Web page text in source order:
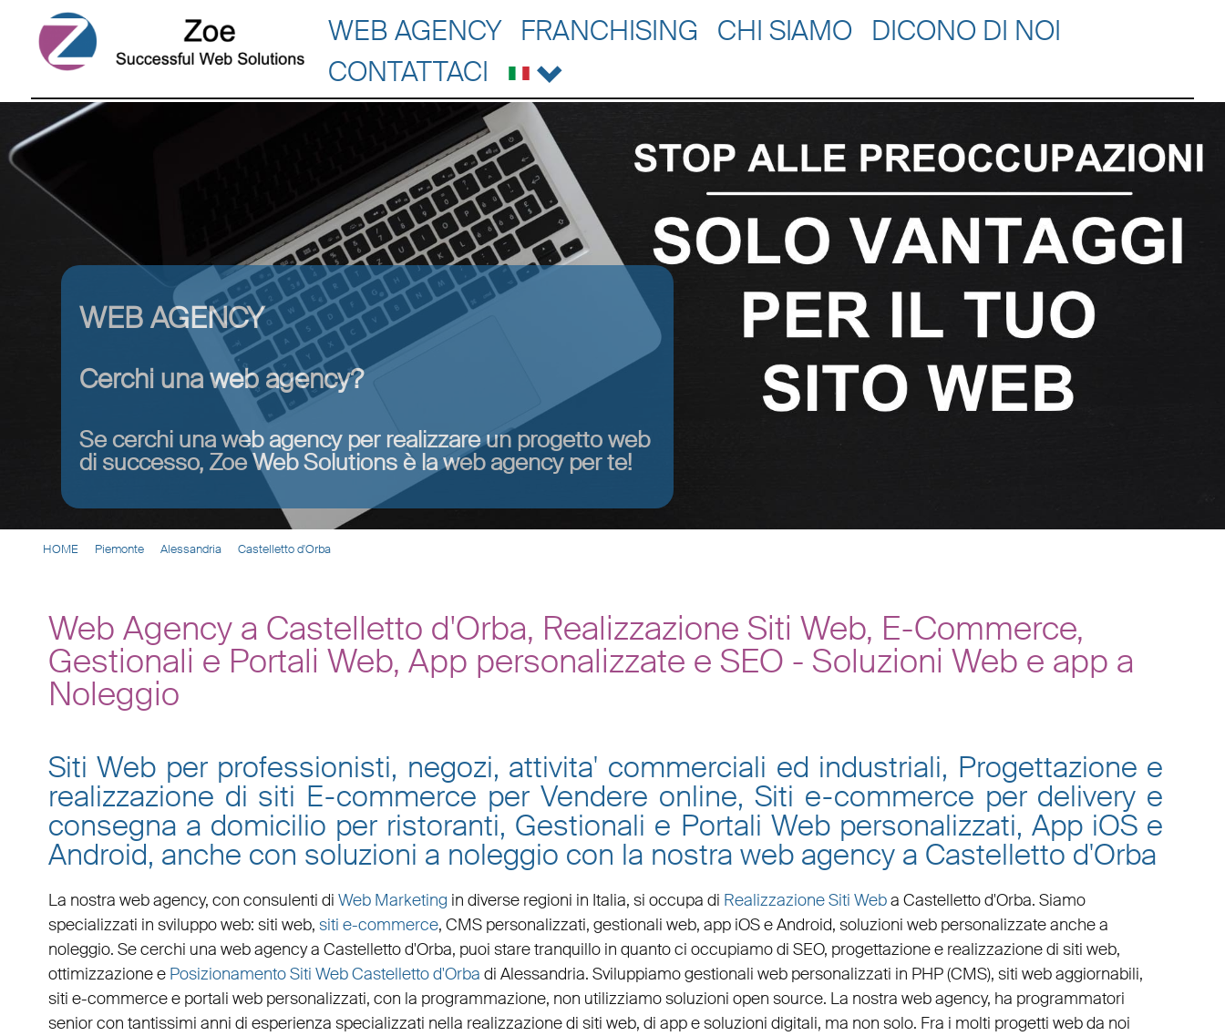
WEB AGENCY FRANCHISING CHI SIAMO
DICONO DI NOI
CONTATTACI
WEB AGENCY
Cerchi una web agency?
Se cerchi una web agency per realizzare un progetto web
di successo, Zoe Web Solutions è la web agency per te!
HOME Piemonte Alessandria Castelletto d'Orba
Web Agency a Castelletto d'Orba, Realizzazione Siti Web, E-Commerce,
Gestionali e Portali Web, App personalizzate e SEO - Soluzioni Web e app a
Noleggio
Siti Web per professionisti, negozi, attivita' commerciali ed industriali, Progettazione e
realizzazione di siti E-commerce per Vendere online, Siti e-commerce per delivery e
consegna a domicilio per ristoranti, Gestionali e Portali Web personalizzati, App iOS e
Android, anche con soluzioni a noleggio con la nostra web agency a Castelletto d'Orba
La nostra web agency, con consulenti di Web Marketing in diverse regioni in Italia, si occupa di Realizzazione Siti Weba Castelletto d'Orba. Siamo
specializzati in sviluppo web: siti web, siti e-commerce, CMS personalizzati, gestionali web, app iOS e Android, soluzioni web personalizzateanche a
noleggio. Se cerchi una web agency a Castelletto d'Orba, puoi stare tranquillo in quanto ci occupiamo di SEO, progettazione e realizzazione di siti web,
ottimizzazionee Posizionamento Siti Web Castelletto d'Orba di Alessandria. Sviluppiamogestionali web personalizzati in PHP(CMS), siti web aggiornabili,
siti e-commercee portali web personalizzati, con la programmazione, non utilizziamo soluzioni open source. La nostra web agency, ha programmatori
senior con tantissimi anni di esperienza specializzati nella realizzazione di siti web, di app e soluzioni digitali, ma non solo. Fra i molti progetti web da noi